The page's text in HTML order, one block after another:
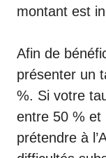
montant est
Afin de
présenter un
%. Si votre
entre 50 % et
prétendre à